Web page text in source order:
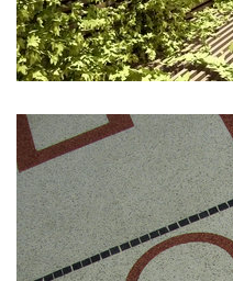
nad krocínkou b